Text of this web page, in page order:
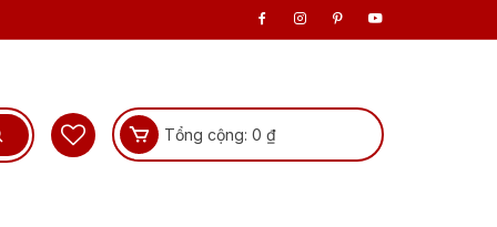
Tổng cộng: 0 ₫